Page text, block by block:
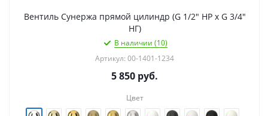
Вентиль Сунержа прямой цилиндр (G 1/2" НР х G 3/4"
НГ)
В наличии (10)
Артикул: 00-1401-1234
5 850 руб.
Цвет